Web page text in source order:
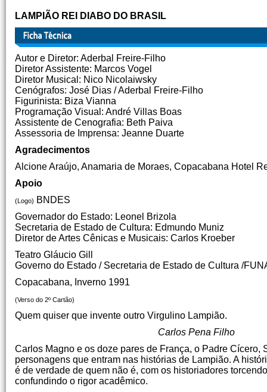
LAMPIÃO REI DIABO DO BRASIL
Autor e Diretor: Aderbal Freire-Filho
Diretor Assistente: Marcos Vogel
Diretor Musical: Nico Nicolaiwsky
Cenógrafos: José Dias / Aderbal Freire-Filho
Figurinista: Biza Vianna
Programação Visual: André Villas Boas
Assistente de Cenografia: Beth Paiva
Assessoria de Imprensa: Jeanne Duarte
Agradecimentos
Alcione Araújo, Anamaria de Moraes, Copacabana Hotel
Apoio
(Logo) BNDES
Governador do Estado: Leonel Brizola
Secretaria de Estado de Cultura: Edmundo Muniz
Diretor de Artes Cênicas e Musicais: Carlos Kroeber
Teatro Gláucio Gill
Governo do Estado / Secretaria de Estado de Cultura /
Copacabana, Inverno 1991
(Verso do 2º Cartão)
Quem quiser que invente outro Virgulino Lampião.
Carlos Pena Filho
Carlos Magno e os doze pares de França, o Padre
personagens que entram nas histórias de Lampião. A
é de verdade de quem não é, com os historiadores
confundindo o rigor acadêmico.